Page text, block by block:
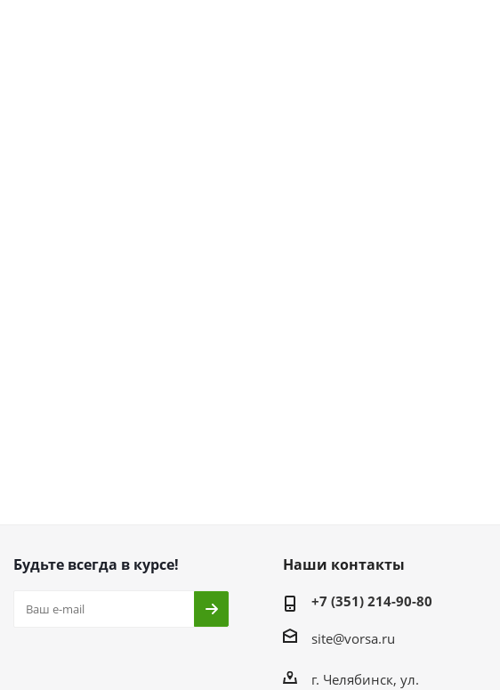
Будьте всегда в курсе! Наши контакты
+7 (351) 214-90-80
site@vorsa.ru
г. Челябинск, ул.